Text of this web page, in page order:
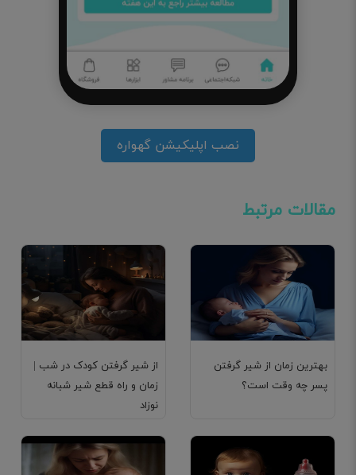
نصب اپلیکیشن گهواره
مقالات مرتبط
از شیر گرفتن کودک در شب |
زمان و راه قطع شیر شبانه
نوزاد
بهترین زمان از شیر گرفتن
پسر چه وقت است؟